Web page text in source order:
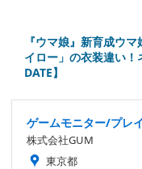
『ウマ娘』新育成ウ
イロー」の衣装違い！
DATE】
ゲームモニター/プレ
株式会社GUM
東京都